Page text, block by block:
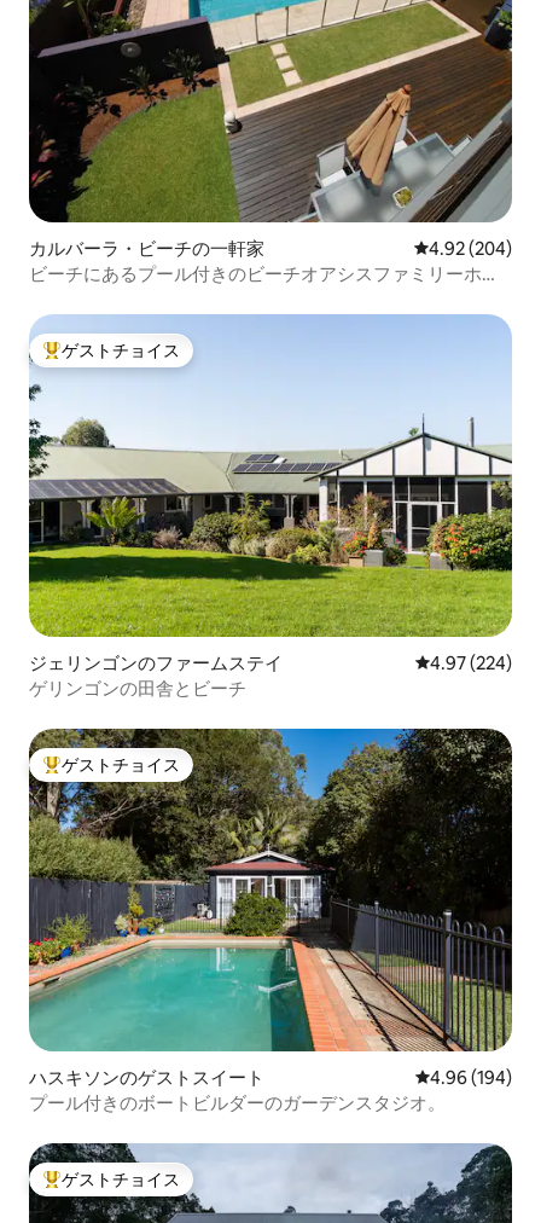
カルバーラ・ビーチの一軒家 レビュー204
4.92 (204)
ビーチにあるプール付きのビーチオアシスファミリーホー
大好評のゲストチョイスです。
ゲストチョイス
ジェリンゴンのファームステイ レビュー224
4.97 (224)
ゲリンゴンの田舎とビーチ
大好評のゲストチョイスです。
ゲストチョイス
ハスキソンのゲストスイート レビュー194
4.96 (194)
プール付きのボートビルダーのガーデンスタジオ。
大好評のゲストチョイスです。
ゲストチョイス